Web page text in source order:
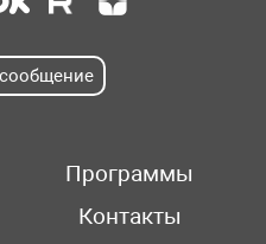
Программы
Контакты